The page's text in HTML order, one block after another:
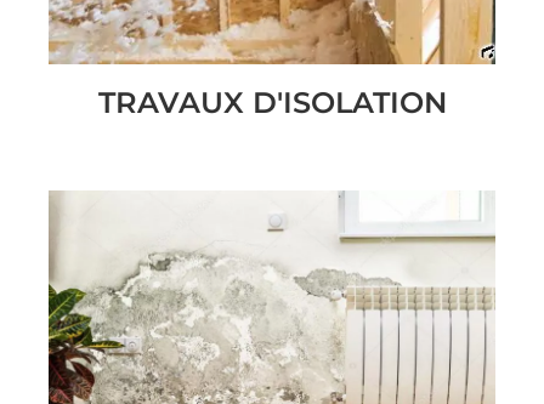
TRAVAUX D'ISOLATION